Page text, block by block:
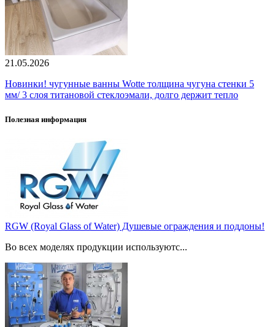
21.05.2026
Новинки! чугунные ванны Wotte толщина чугуна стенки 5
мм/ 3 слоя титановой стеклоэмали, долго держит тепло
Полезная информация
RGW (Royal Glass of Water) Душевые ограждения и поддоны!
Во всех моделях продукции используютс...